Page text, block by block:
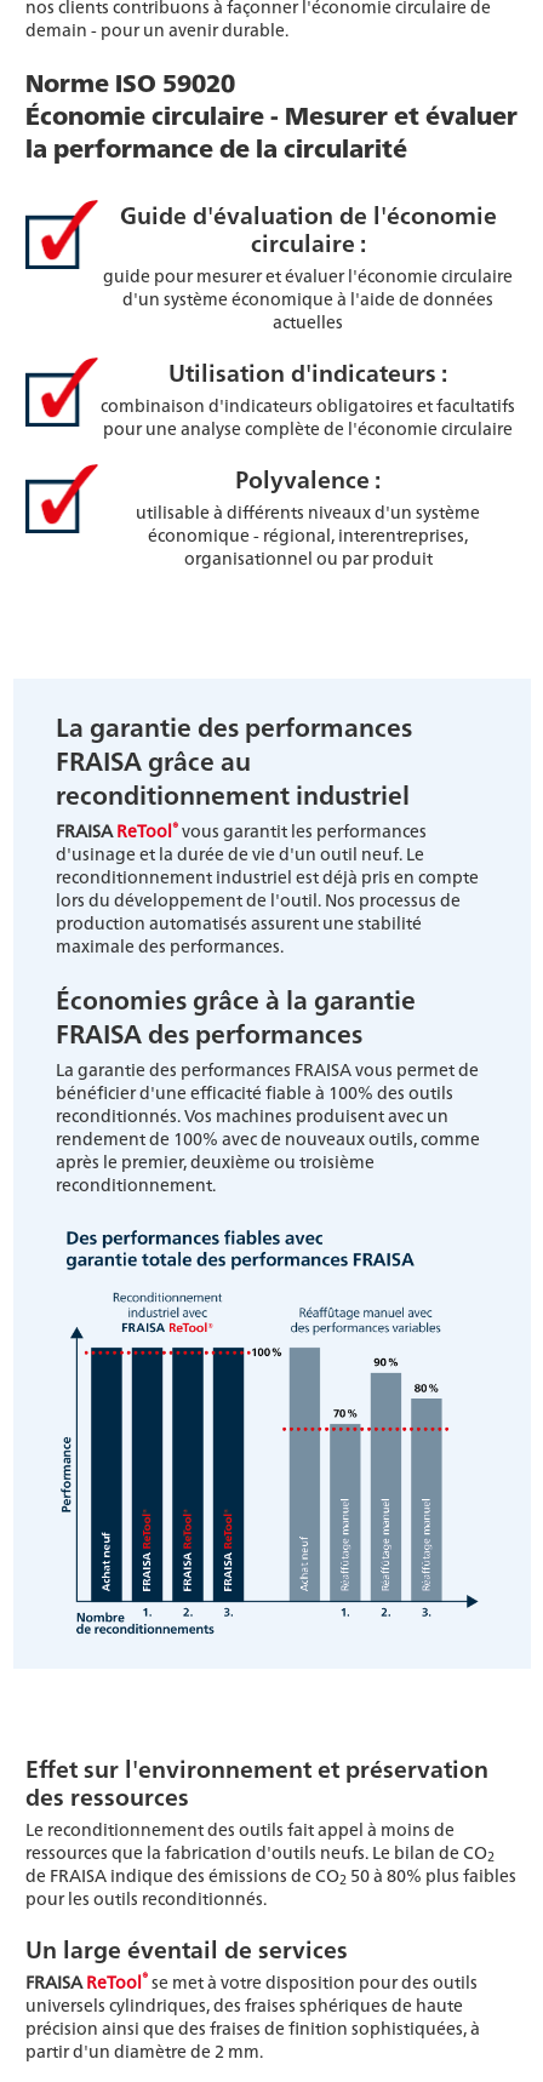
nos clients contribuons à façonner l'économie circulaire de
demain - pour un avenir durable.
Norme ISO 59020
Économie circulaire - Mesurer et évaluer
la performance de la circularité
Guide d'évaluation de l'économie
circulaire :
guide pour mesurer et évaluer l'économie circulaire
d'un système économique à l'aide de données
actuelles
Utilisation d'indicateurs :
combinaison d'indicateurs obligatoires et facultatifs
pour une analyse complète de l'économie circulaire
Polyvalence :
utilisable à différents niveaux d'un système
économique - régional, interentreprises,
organisationnel ou par produit
La garantie des performances
FRAISA grâce au
reconditionnement industriel
FRAISAReTool® vous garantit les performances
d'usinage et la durée de vie d'un outil neuf. Le
reconditionnement industriel est déjà pris en compte
lors du développement de l'outil. Nos processus de
production automatisés assurent une stabilité
maximale des performances.
Économies grâce à la garantie
FRAISA des performances
La garantie des performances FRAISA vous permet de
bénéficier d'une efficacité fiable à 100% des outils
reconditionnés. Vos machines produisent avec un
rendement de 100% avec de nouveaux outils, comme
après le premier, deuxième ou troisième
reconditionnement.
Effet sur l'environnement et préservation
des ressources
Le reconditionnement des outils fait appel à moins de
ressources que la fabrication d'outils neufs. Le bilan de CO2
de FRAISA indique des émissions de CO2 50 à 80% plus faibles
pour les outils reconditionnés.
Un large éventail de services
FRAISA ReTool® se met à votre disposition pour des outils
universels cylindriques, des fraises sphériques de haute
précision ainsi que des fraises de finition sophistiquées, à
partir d'un diamètre de 2 mm.